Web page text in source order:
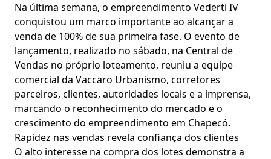
Na última semana, o empreendimento Vederti IV
conquistou um marco importante ao alcançar a
venda de 100% de sua primeira fase. O evento de
lançamento, realizado no sábado, na Central de
Vendas no próprio loteamento, reuniu a equipe
comercial da Vaccaro Urbanismo, corretores
parceiros, clientes, autoridades locais e a imprensa,
marcando o reconhecimento do mercado e o
crescimento do empreendimento em Chapecó.
Rapidez nas vendas revela confiança dos clientes
O alto interesse na compra dos lotes demonstra a